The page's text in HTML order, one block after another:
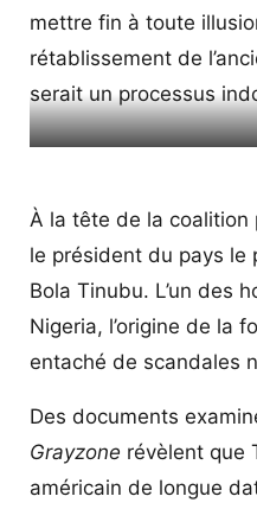
mettre fin à toute
rétablissement de
serait un processus
À la tête de la
le président du pays le
Bola Tinubu. L’un des
Nigeria, l’origine de la
entaché de scandales
Des documents
Grayzone révèlent que
américain de longue